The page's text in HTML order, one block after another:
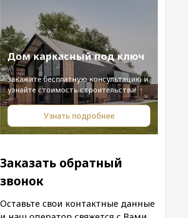
Дом каркасный под ключ
Закажите бесплатную консультацию и
узнайте стоимость строительства!
Узнать подробнее
Заказать обратный
звонок
Оставьте свои контактные данные